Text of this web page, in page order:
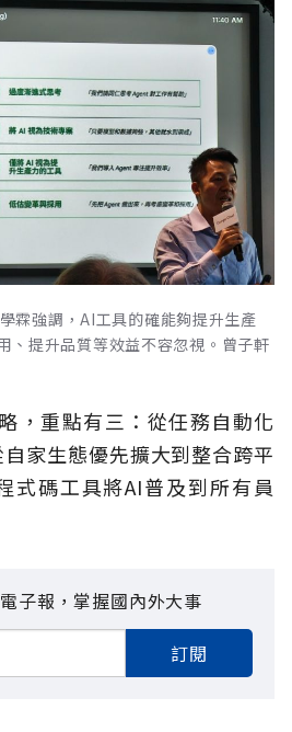
霖強調，AI工具的確能夠提升生產
、提升品質等效益不容忽視。曾子軒
，重點有三：從任務自動化
家生態優先擴大到整合跨平
式碼工具將AI普及到所有員
子報，掌握國內外大事
訂閱